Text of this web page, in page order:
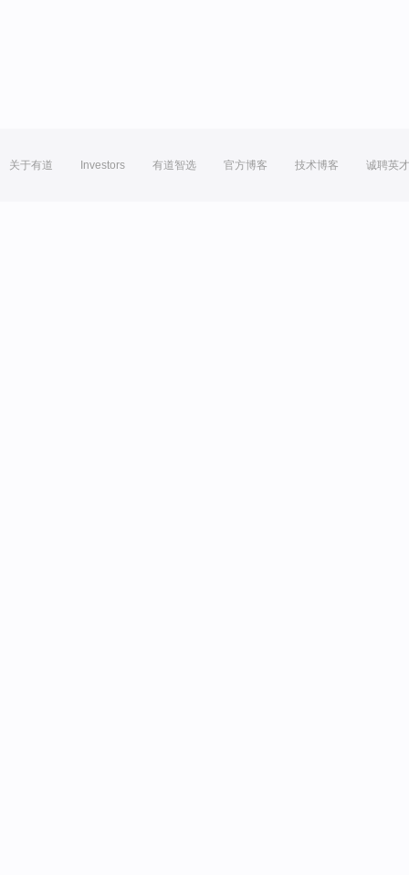
关于有道 Investors 有道智选 官方博客 技术博客 诚聘英才